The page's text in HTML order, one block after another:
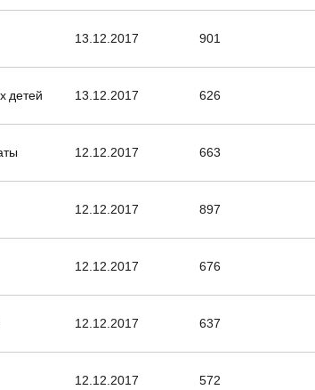
13.12.2017 901
детей 13.12.2017 626
12.12.2017 663
12.12.2017 897
12.12.2017 676
12.12.2017 637
12.12.2017 572